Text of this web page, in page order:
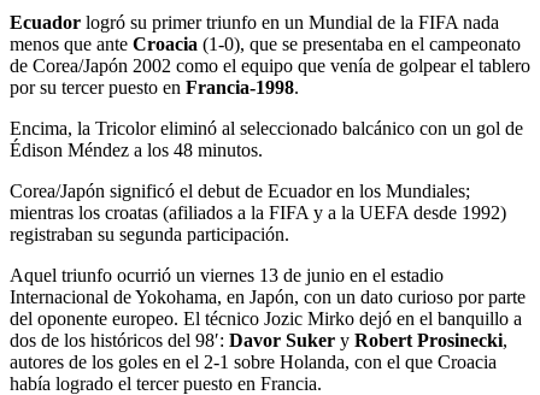
Ecuador logró su primer triunfo en un Mundial de la FIFA nada
menos que ante Croacia (1-0), que se presentaba en el campeonato
de Corea/Japón 2002 como el equipo que venía de golpear el tablero
por su tercer puesto en Francia-1998.
Encima, la Tricolor eliminó al seleccionado balcánico con un gol de
Édison Méndez a los 48 minutos.
Corea/Japón significó el debut de Ecuador en los Mundiales;
mientras los croatas (afiliados a la FIFA y a la UEFA desde 1992)
registraban su segunda participación.
Aquel triunfo ocurrió un viernes 13 de junio en el estadio
Internacional de Yokohama, en Japón, con un dato curioso por parte
del oponente europeo. El técnico Jozic Mirko dejó en el banquillo a
dos de los históricos del 98′: Davor Suker y Robert Prosinecki,
autores de los goles en el 2-1 sobre Holanda, con el que Croacia
había logrado el tercer puesto en Francia.